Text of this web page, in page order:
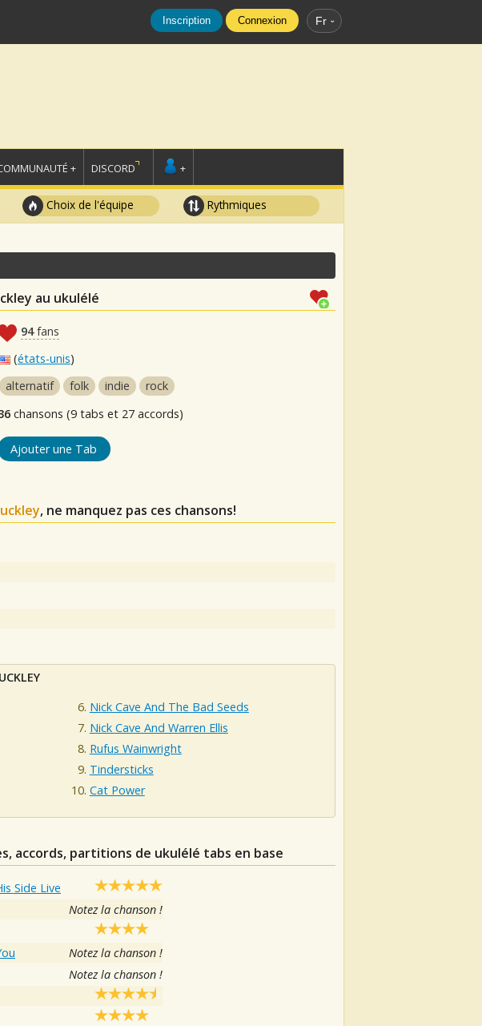
Inscription Connexion Fr
+ DISCORD +
Choix de l'équipe Rythmiques
au ukulélé
94fans
(états-unis)
alternatif
folk indie
rock
chansons (9 tabs et 27 accords)
Ajouter une Tab
, ne manquez pas ces chansons!
Nick Cave And The Bad Seeds
Nick Cave And Warren Ellis
Rufus Wainwright
Tindersticks
Cat Power
accords, partitions de ukulélé tabs en base
Side Live
Notez la chanson !
Notez la chanson !
Notez la chanson !